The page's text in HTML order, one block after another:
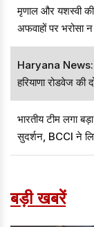
मृणाल और यशस्वी की
अफवाहों पर भरोसा
Haryana News:
हरियाणा रोडवेज की
भारतीय टीम लगा
सुदर्शन, BCCI ने
बड़ी खबरें